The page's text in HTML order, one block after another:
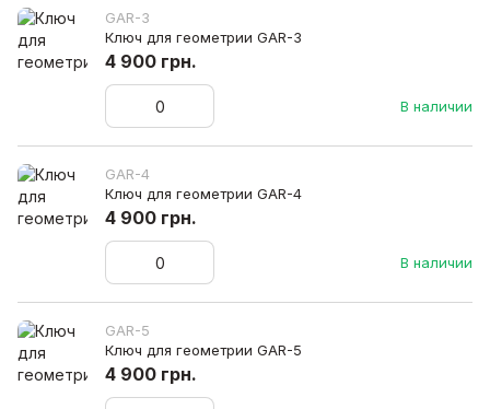
GAR-3
Ключ для геометрии GAR-3
В наличии
4 900 грн.
GAR-4
Ключ для геометрии GAR-4
В наличии
4 900 грн.
GAR-5
Ключ для геометрии GAR-5
4 900 грн.